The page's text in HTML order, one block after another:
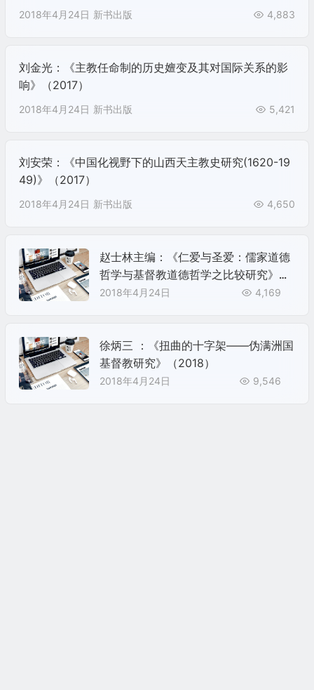
2018年4月24日 新书出版 4,883
刘金光：《主教任命制的历史嬗变及其对国际关系的影
响》（2017）
2018年4月24日 新书出版 5,421
刘安荣：《中国化视野下的山西天主教史研究(1620-19
49)》（2017）
2018年4月24日 新书出版 4,650
赵士林主编：《仁爱与圣爱：儒家道德
哲学与基督教道德哲学之比较研究》
（2018）
2018年4月24日 4,169
徐炳三 ：《扭曲的十字架——伪满洲国
基督教研究》（2018）
2018年4月24日 9,546